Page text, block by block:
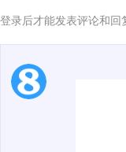
登录后才能发表评论和回
1.电